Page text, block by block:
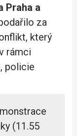
Praha a
za
který
rámci
policie
(11.55